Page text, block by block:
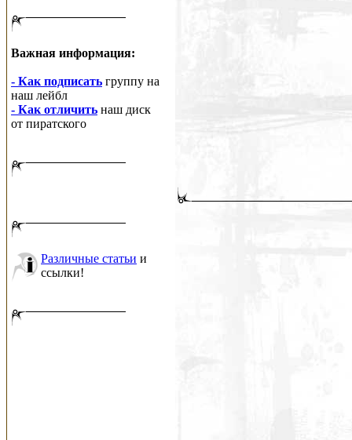
Важная информация:
- Как подписать группу на
наш лейбл
- Как отличить наш диск
от пиратского
Различные статьи и
ссылки!